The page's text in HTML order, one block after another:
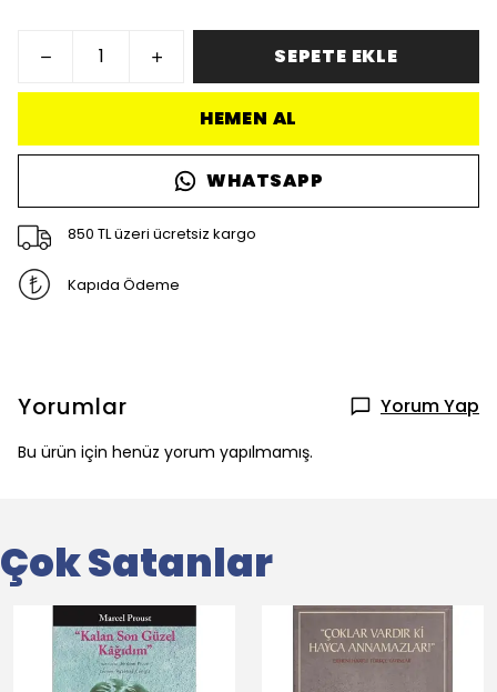
SEPETE EKLE
HEMEN AL
WHATSAPP
850 TL üzeri ücretsiz kargo
Kapıda Ödeme
Yorumlar Yorum Yap
Bu ürün için henüz yorum yapılmamış.
Çok Satanlar